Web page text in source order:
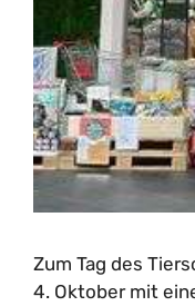
Zum Tag des
4. Oktober mit